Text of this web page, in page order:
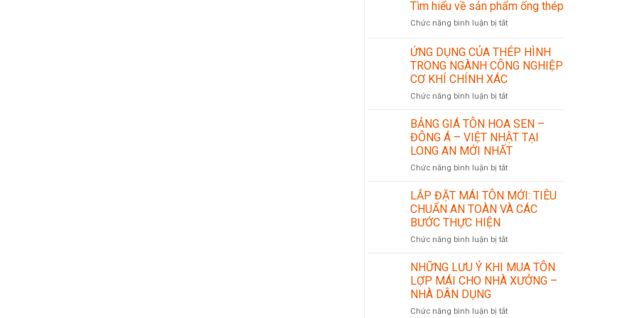
Tìm hiểu về sản phẩm ống thép
Chức năng bình luận bị tắtở
hiểu
về
sản
phẩm
ống
ỨNG DỤNG CỦA THÉP HÌNH
TRONG NGÀNH CÔNG NGHIỆP
CƠ KHÍ CHÍNH XÁC
Chức năng bình luận bị tắtở
DỤNG
CỦA
THÉP
HÌNH
TRONG
CÔNG
NGHIỆP
CƠ
CHÍNH
BẢNG GIÁ TÔN HOA SEN –
ĐÔNG Á – VIỆT NHẬT TẠI
LONG AN MỚI NHẤT
Chức năng bình luận bị tắtở
GIÁ
TÔN
HOA
–
Á
–
VIỆT
TẠI
LẮP ĐẶT MÁI TÔN MỚI: TIÊU
CHUẨN AN TOÀN VÀ CÁC
BƯỚC THỰC HIỆN
Chức năng bình luận bị tắtở
ĐẶT
MÁI
TÔN
TIÊU
NHỮNG LƯU Ý KHI MUA TÔN
LỢP MÁI CHO NHÀ XƯỞNG –
NHÀ DÂN DỤNG
Chức năng bình luận bị tắtở